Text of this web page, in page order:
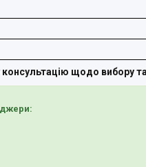
щодо вибору та